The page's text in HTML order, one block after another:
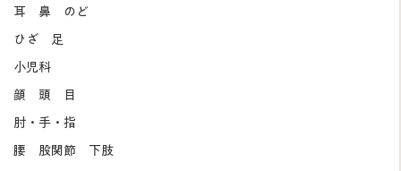
耳 鼻 のど
ひざ 足
小児科
顔 頭 目
肘・手・指
腰 股関節 下肢